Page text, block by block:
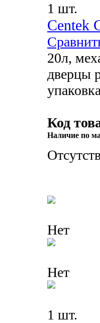
1 шт.
Centek
20л,
дверцы
Код
Наличие по
Нет
Нет
1 шт.